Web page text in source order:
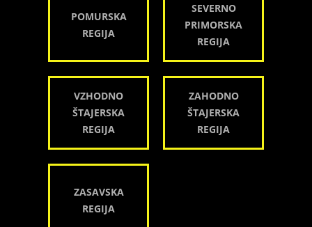
POMURSKA
REGIJA
SEVERNO
PRIMORSKA
REGIJA
VZHODNO
ŠTAJERSKA
REGIJA
ZAHODNO
ŠTAJERSKA
REGIJA
ZASAVSKA
REGIJA